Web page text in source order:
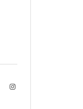
Instagram